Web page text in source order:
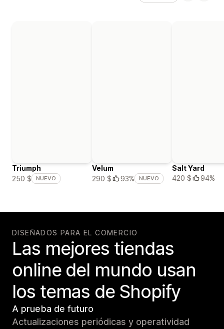
Triumph
250 $
NUEVO
Velum
290 $
93% NUEVO
Salt Yard
420 $
94%
DISEÑADOS PARA EL COMERCIO
Las mejores tiendas
online del mundo usan
los temas de Shopify
A prueba de futuro
Actualizaciones periódicas y operatividad